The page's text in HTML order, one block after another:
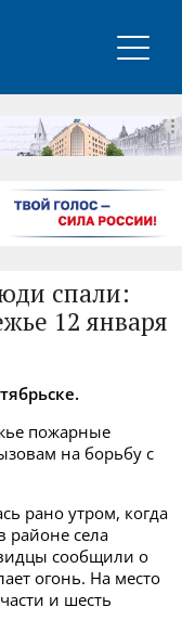
спали:
12 января
пожарные
на борьбу с
рано утром, когда
районе села
сообщили о
огонь. На место
и шесть